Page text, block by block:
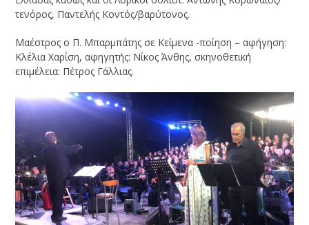
τενόρος, Παντελής Κοντός/βαρύτονος.
Μαέστρος ο Π. Μπαρμπάτης σε Κείμενα -ποίηση – αφήγηση:
Κλέλια Χαρίση, αφηγητής: Νίκος Άνθης, σκηνοθετική
επιμέλεια: Πέτρος Γάλλιας.